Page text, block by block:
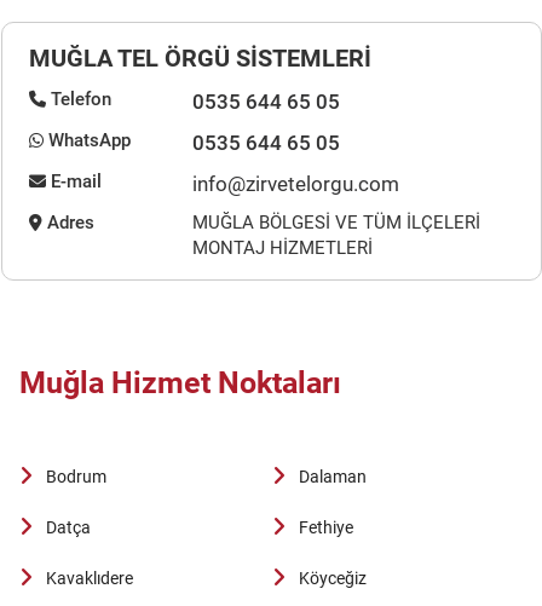
MUĞLA TEL ÖRGÜ SİSTEMLERİ
Telefon 0535 644 65 05
WhatsApp 0535 644 65 05
E-mail info@zirvetelorgu.com
Adres
MUĞLA BÖLGESİ VE TÜM İLÇELERİ
MONTAJ HİZMETLERİ
Muğla Hizmet Noktaları
Bodrum Dalaman
Datça Fethiye
Kavaklıdere Köyceğiz